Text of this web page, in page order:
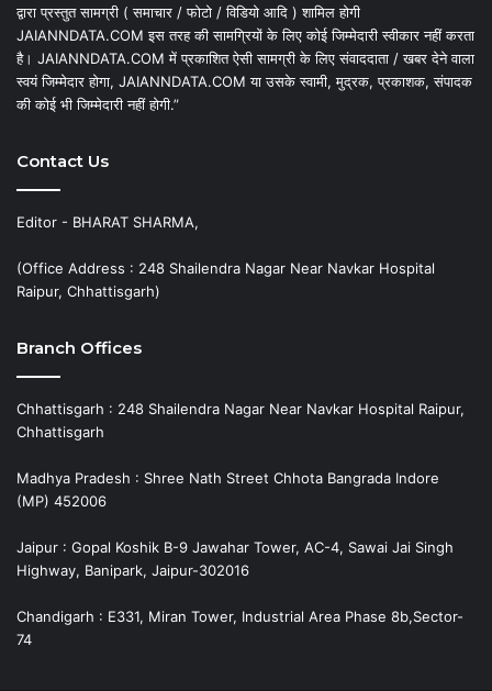
द्वारा प्रस्तुत सामग्री ( समाचार / फोटो / विडियो आदि ) शामिल होगी
JAIANNDATA.COM इस तरह की सामग्रियों के लिए कोई जिम्मेदारी स्वीकार नहीं करता
है। JAIANNDATA.COM में प्रकाशित ऐसी सामग्री के लिए संवाददाता / खबर देने वाला
स्वयं जिम्मेदार होगा, JAIANNDATA.COM या उसके स्वामी, मुद्रक, प्रकाशक, संपादक
की कोई भी जिम्मेदारी नहीं होगी.”
Contact Us
Editor - BHARAT SHARMA,
(Office Address : 248 Shailendra Nagar Near Navkar Hospital
Raipur, Chhattisgarh)
Branch Offices
Chhattisgarh : 248 Shailendra Nagar Near Navkar Hospital Raipur,
Chhattisgarh
Madhya Pradesh : Shree Nath Street Chhota Bangrada Indore
(MP) 452006
Jaipur : Gopal Koshik B-9 Jawahar Tower, AC-4, Sawai Jai Singh
Highway, Banipark, Jaipur-302016
Chandigarh : E331, Miran Tower, Industrial Area Phase 8b,Sector-
74